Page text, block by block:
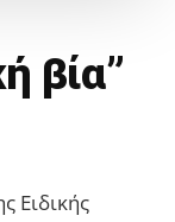
βία”
Ειδικής